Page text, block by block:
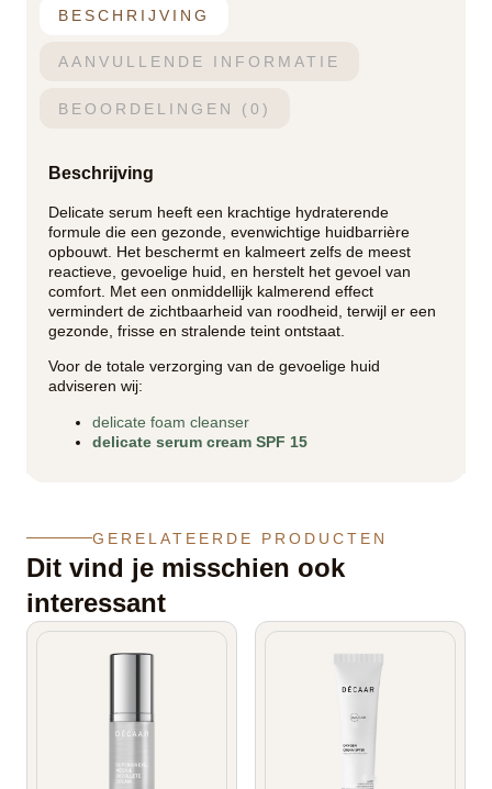
BESCHRIJVING
AANVULLENDE INFORMATIE
BEOORDELINGEN (0)
Beschrijving
Delicate serum heeft een krachtige hydraterende
formule die een gezonde, evenwichtige huidbarrière
opbouwt. Het beschermt en kalmeert zelfs de meest
reactieve, gevoelige huid, en herstelt het gevoel van
comfort. Met een onmiddellijk kalmerend effect
vermindert de zichtbaarheid van roodheid, terwijl er een
gezonde, frisse en stralende teint ontstaat.
Voor de totale verzorging van de gevoelige huid
adviseren wij:
delicate foam cleanser
delicate serum cream SPF 15
GERELATEERDE PRODUCTEN
Dit vind je misschien ook
interessant